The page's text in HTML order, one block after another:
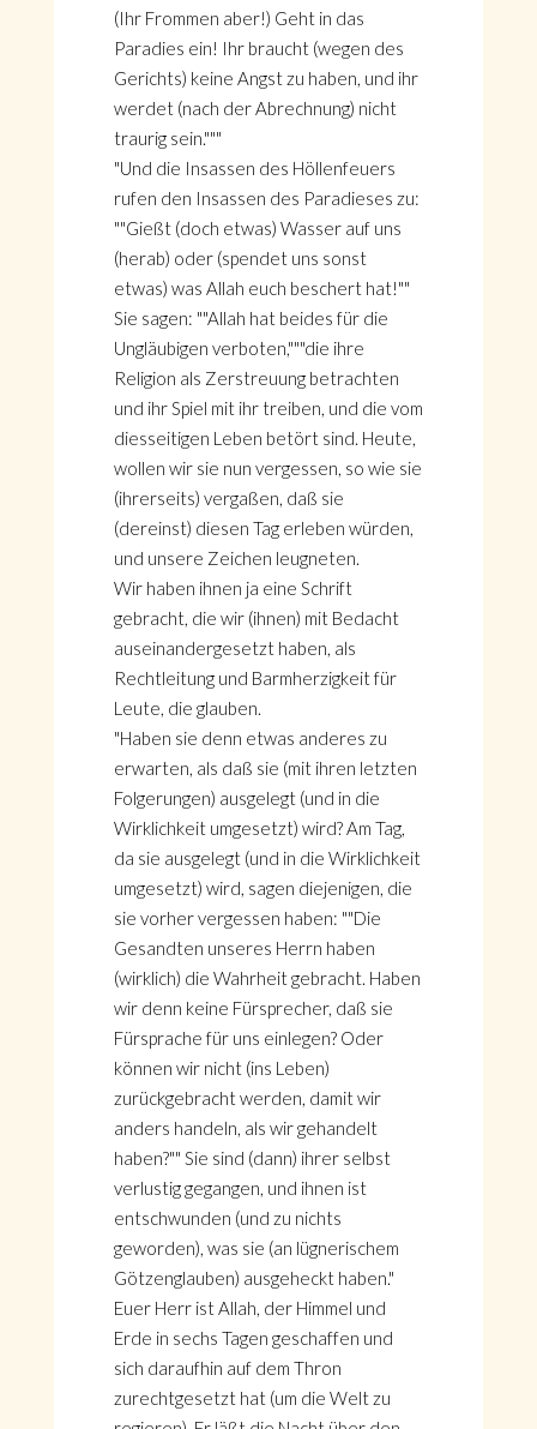
(Ihr Frommen aber!) Geht in das
Paradies ein! Ihr braucht (wegen des
Gerichts) keine Angst zu haben, und ihr
werdet (nach der Abrechnung) nicht
traurig sein."""
"Und die Insassen des Höllenfeuers
rufen den Insassen des Paradieses zu:
""Gießt (doch etwas) Wasser auf uns
(herab) oder (spendet uns sonst
etwas) was Allah euch beschert hat!""
Sie sagen: ""Allah hat beides für die
Ungläubigen verboten,"""die ihre
Religion als Zerstreuung betrachten
und ihr Spiel mit ihr treiben, und die vom
diesseitigen Leben betört sind. Heute,
wollen wir sie nun vergessen, so wie sie
(ihrerseits) vergaßen, daß sie
(dereinst) diesen Tag erleben würden,
und unsere Zeichen leugneten.
Wir haben ihnen ja eine Schrift
gebracht, die wir (ihnen) mit Bedacht
auseinandergesetzt haben, als
Rechtleitung und Barmherzigkeit für
Leute, die glauben.
"Haben sie denn etwas anderes zu
erwarten, als daß sie (mit ihren letzten
Folgerungen) ausgelegt (und in die
Wirklichkeit umgesetzt) wird? Am Tag,
da sie ausgelegt (und in die Wirklichkeit
umgesetzt) wird, sagen diejenigen, die
sie vorher vergessen haben: ""Die
Gesandten unseres Herrn haben
(wirklich) die Wahrheit gebracht. Haben
wir denn keine Fürsprecher, daß sie
Fürsprache für uns einlegen? Oder
können wir nicht (ins Leben)
zurückgebracht werden, damit wir
anders handeln, als wir gehandelt
haben?"" Sie sind (dann) ihrer selbst
verlustig gegangen, und ihnen ist
entschwunden (und zu nichts
geworden), was sie (an lügnerischem
Götzenglauben) ausgeheckt haben."
Euer Herr ist Allah, der Himmel und
Erde in sechs Tagen geschaffen und
sich daraufhin auf dem Thron
zurechtgesetzt hat (um die Welt zu